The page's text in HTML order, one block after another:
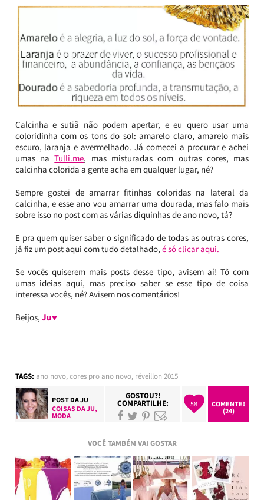
Calcinha e sutiã não podem apertar, e eu quero usar uma
coloridinha com os tons do sol: amarelo claro, amarelo mais
escuro, laranja e avermelhado. Já comecei a procurar e achei
umas naTulli.me, mas misturadas com outras cores, mas
calcinha colorida a gente acha em qualquer lugar, né?
Sempre gostei de amarrar fitinhas coloridas na lateral da
calcinha, e esse ano vou amarrar uma dourada, mas falo mais
sobre isso no post com as várias diquinhas de ano novo, tá?
E pra quem quiser saber o significado de todas as outras cores,
já fiz um post aqui com tudo detalhado, é só clicar aqui.
Se vocês quiserem mais posts desse tipo, avisem aí! Tô com
umas ideias aqui, mas preciso saber se esse tipo de coisa
interessa vocês, né? Avisem nos comentários!
Beijos, Ju♥
TAGS: ano novo,cores pro ano novo, réveillon 2015
POST DAJU
COISAS DA JU,
MODA
GOSTOU?!
COMPARTILHE: 58
COMENTE!
(24)
VOCÊ TAMBÉM VAI GOSTAR